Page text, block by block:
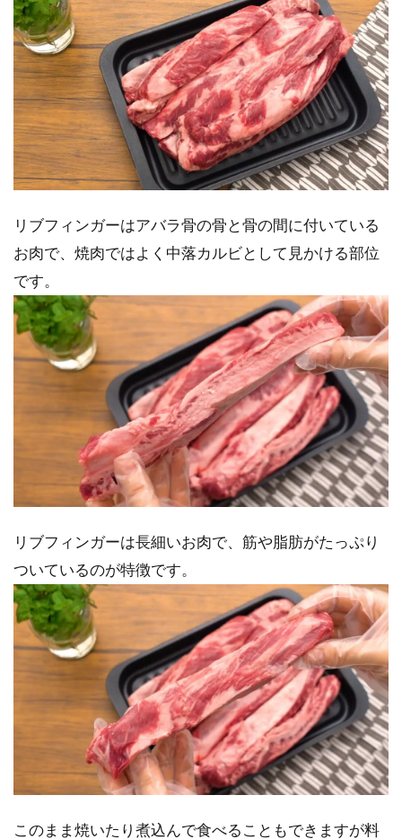
リブフィンガーはアバラ骨の骨と骨の間に付いている
お肉で、焼肉ではよく中落カルビとして見かける部位
です。
リブフィンガーは長細いお肉で、筋や脂肪がたっぷり
ついているのが特徴です。
このまま焼いたり煮込んで食べることもできますが料